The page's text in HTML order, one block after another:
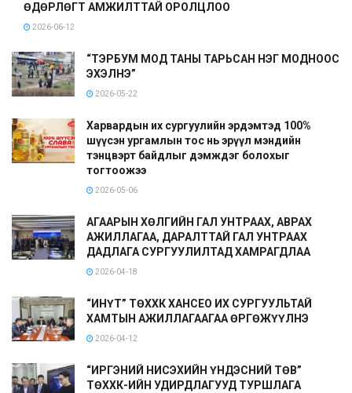
ӨДӨРЛӨГТ АМЖИЛТТАЙ ОРОЛЦЛОО
2026-06-12
“ТЭРБУМ МОД ТАНЫ ТАРЬСАН НЭГ МОДНООС
ЭХЭЛНЭ”
2026-05-22
Харвардын их сургуулийн эрдэмтэд 100%
шүүсэн ургамлын тос нь эрүүл мэндийн
тэнцвэрт байдлыг дэмждэг болохыг
тогтоожээ
2026-05-06
АГААРЫН ХӨЛГИЙН ГАЛ УНТРААХ, АВРАХ
АЖИЛЛАГАА, ДАРАЛТТАЙ ГАЛ УНТРААХ
ДАДЛАГА СУРГУУЛИЛТАД ХАМРАГДЛАА
2026-04-18
“ИНҮТ” ТӨХХК ХАНСЕО ИХ СУРГУУЛЬТАЙ
ХАМТЫН АЖИЛЛАГААГАА ӨРГӨЖҮҮЛНЭ
2026-04-12
“ИРГЭНИЙ НИСЭХИЙН ҮНДЭСНИЙ ТӨВ”
ТӨХХК-ИЙН УДИРДЛАГУУД ТУРШЛАГА